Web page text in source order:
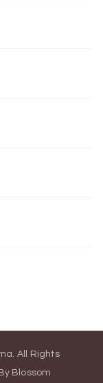
. All Rights
Blossom